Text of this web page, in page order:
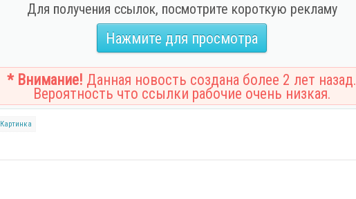
Для получения ссылок, посмотрите короткую рекламу
Нажмите для просмотра
* Внимание! Данная новость создана более 2 лет назад.
Вероятность что ссылки рабочие очень низкая.
Картинка